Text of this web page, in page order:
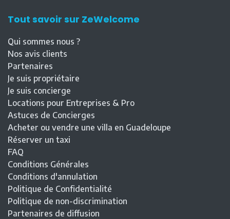
Tout savoir sur ZeWelcome
Qui sommes nous ?
Nos avis clients
Partenaires
Je suis propriétaire
Je suis concierge
Locations pour Entreprises & Pro
Astuces de Concierges
Acheter ou vendre une villa en Guadeloupe
Réserver un taxi
FAQ
Conditions Générales
Conditions d'annulation
Politique de Confidentialité
Politique de non-discrimination
Partenaires de diffusion